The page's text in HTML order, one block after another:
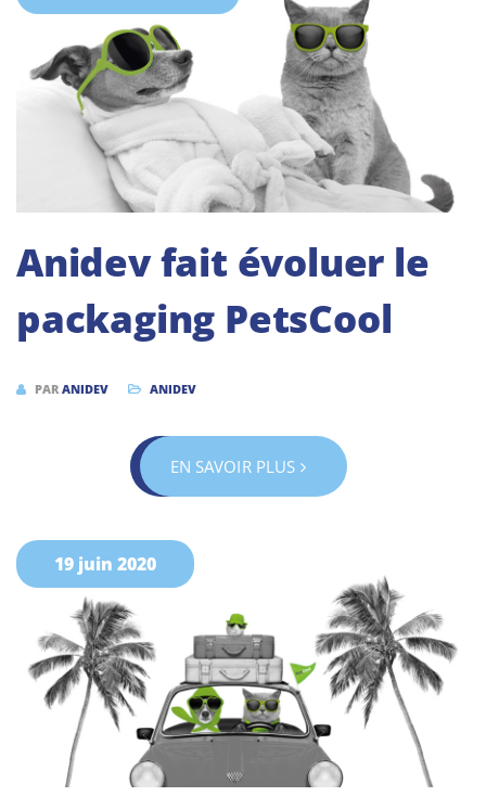
Anidev fait évoluer le
packaging PetsCool
PARANIDEV ANIDEV
EN SAVOIR PLUS
19 juin 2020